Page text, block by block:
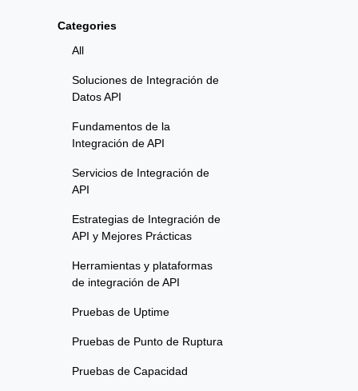
Categories
All
Soluciones de Integración de
Datos API
Fundamentos de la
Integración de API
Servicios de Integración de
API
Estrategias de Integración de
API y Mejores Prácticas
Herramientas y plataformas
de integración de API
Pruebas de Uptime
Pruebas de Punto de Ruptura
Pruebas de Capacidad